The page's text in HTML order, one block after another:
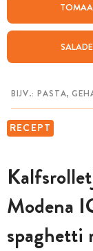
RECEPT
Modena
spaghetti
WEEKMENU
CHAT MET MAIA
MIJN BEWAARDE